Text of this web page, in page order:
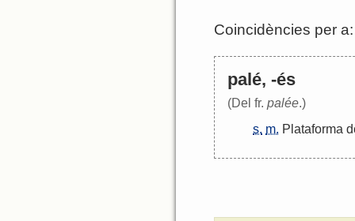
Coincidències per a:
palé, -és
(Del fr. palée.)
s. m. Plataforma